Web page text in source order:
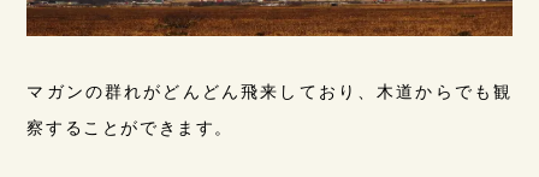
マガンの群れがどんどん飛来しており、木道からでも観
察することができます。